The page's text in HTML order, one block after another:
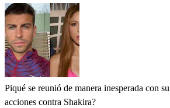
Piqué se reunió de manera inesperada con
acciones contra Shakira?